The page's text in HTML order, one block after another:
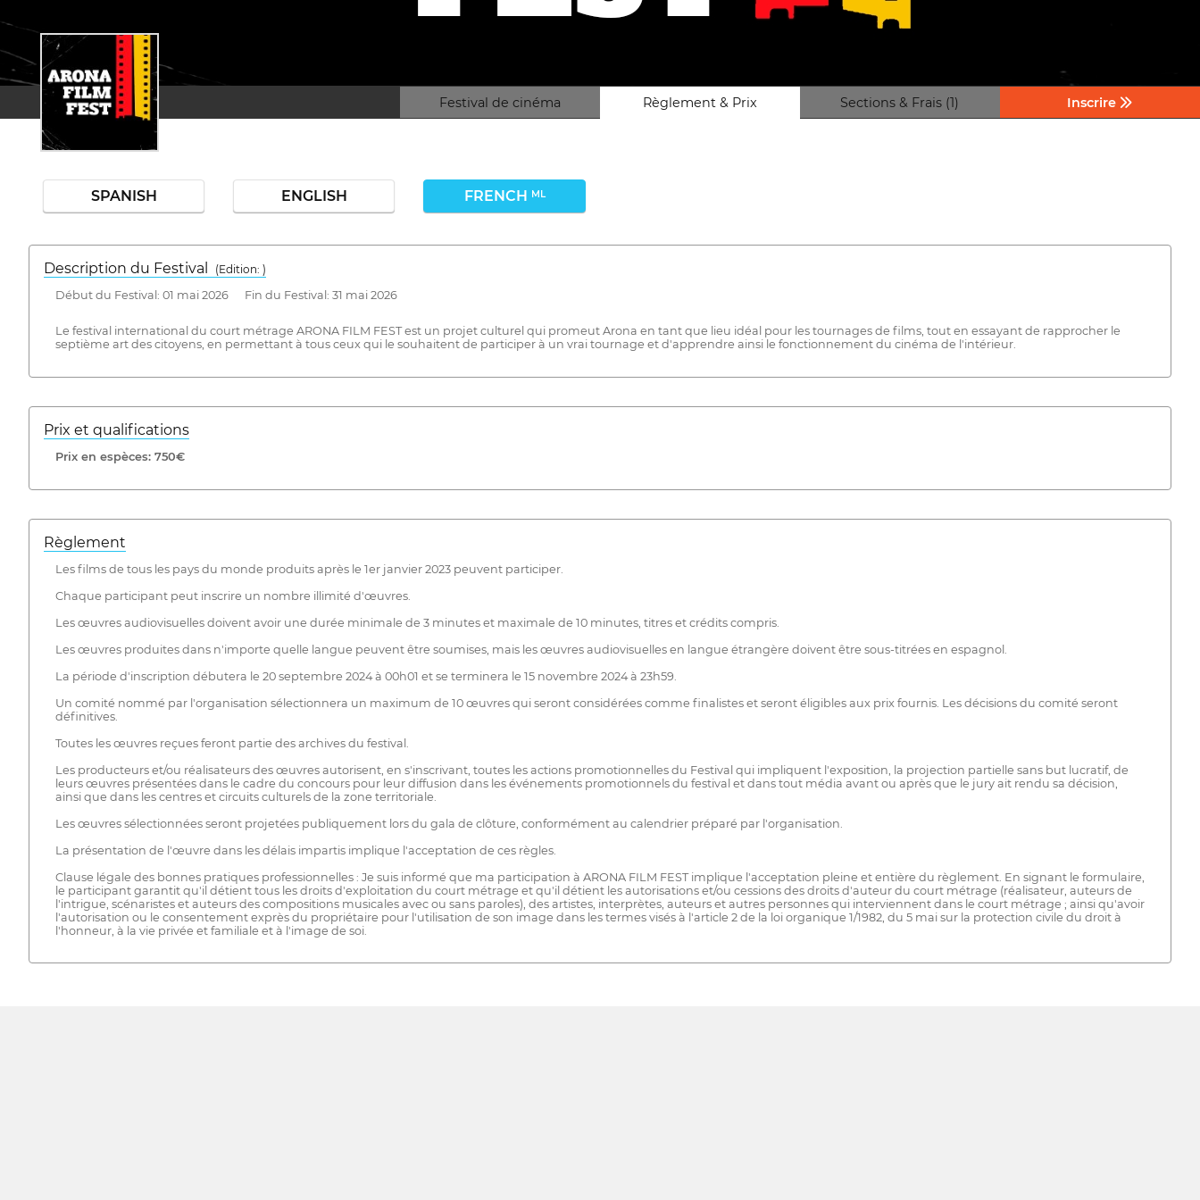
Festival de cinéma Règlement & Prix Sections & Frais (1) Inscrire
SPANISH ENGLISH FRENCH ML
Description du Festival
( Edition: )
Début du Festival: 01 mai 2026 Fin du Festival: 31 mai 2026
Le festival international du court métrage ARONA FILM FEST est un projet culturel qui promeut Arona en tant que lieu idéal pour les tournages de films, tout en essayant de rapprocher le
septième art des citoyens, en permettant à tous ceux qui le souhaitent de participer à un vrai tournage et d'apprendre ainsi le fonctionnement du cinéma de l'intérieur.
Prix ​​et qualifications
Prix ​​en espèces: 750€
Règlement
Les films de tous les pays du monde produits après le 1er janvier 2023 peuvent participer.
Chaque participant peut inscrire un nombre illimité d'œuvres.
Les œuvres audiovisuelles doivent avoir une durée minimale de 3 minutes et maximale de 10 minutes, titres et crédits compris.
Les œuvres produites dans n'importe quelle langue peuvent être soumises, mais les œuvres audiovisuelles en langue étrangère doivent être sous-titrées en espagnol.
La période d'inscription débutera le 20 septembre 2024 à 00h01 et se terminera le 15 novembre 2024 à 23h59.
Un comité nommé par l'organisation sélectionnera un maximum de 10 œuvres qui seront considérées comme finalistes et seront éligibles aux prix fournis. Les décisions du comité seront
définitives.
Toutes les œuvres reçues feront partie des archives du festival.
Les producteurs et/ou réalisateurs des œuvres autorisent, en s'inscrivant, toutes les actions promotionnelles du Festival qui impliquent l'exposition, la projection partielle sans but lucratif, de
leurs œuvres présentées dans le cadre du concours pour leur diffusion dans les événements promotionnels du festival et dans tout média avant ou après que le jury ait rendu sa décision,
ainsi que dans les centres et circuits culturels de la zone territoriale.
Les œuvres sélectionnées seront projetées publiquement lors du gala de clôture, conformément au calendrier préparé par l'organisation.
La présentation de l'œuvre dans les délais impartis implique l'acceptation de ces règles.
Clause légale des bonnes pratiques professionnelles : Je suis informé que ma participation à ARONA FILM FEST implique l'acceptation pleine et entière du règlement. En signant le formulaire,
le participant garantit qu'il détient tous les droits d'exploitation du court métrage et qu'il détient les autorisations et/ou cessions des droits d'auteur du court métrage (réalisateur, auteurs de
l'intrigue, scénaristes et auteurs des compositions musicales avec ou sans paroles), des artistes, interprètes, auteurs et autres personnes qui interviennent dans le court métrage ; ainsi qu'avoir
l'autorisation ou le consentement exprès du propriétaire pour l'utilisation de son image dans les termes visés à l'article 2 de la loi organique 1/1982, du 5 mai sur la protection civile du droit à
l'honneur, à la vie privée et familiale et à l'image de soi.